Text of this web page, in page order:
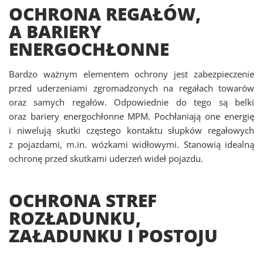
OCHRONA REGAŁÓW,
A BARIERY
ENERGOCHŁONNE
Bardzo ważnym elementem ochrony jest zabezpieczenie
przed uderzeniami zgromadzonych na regałach towarów
oraz samych regałów. Odpowiednie do tego są belki
oraz bariery energochłonne MPM. Pochłaniają one energię
i niwelują skutki częstego kontaktu słupków regałowych
z pojazdami, m.in. wózkami widłowymi. Stanowią idealną
ochronę przed skutkami uderzeń wideł pojazdu.
OCHRONA STREF
ROZŁADUNKU,
ZAŁADUNKU I POSTOJU